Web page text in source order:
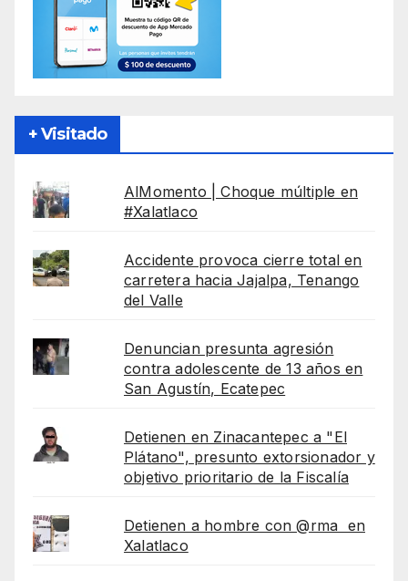
+ Visitado
AlMomento | Choque múltiple en
#Xalatlaco
Accidente provoca cierre total en
carretera hacia Jajalpa, Tenango
del Valle
Denuncian presunta agresión
contra adolescente de 13 años en
San Agustín, Ecatepec
Detienen en Zinacantepec a "El
Plátano", presunto extorsionador y
objetivo prioritario de la Fiscalía
Detienen a hombre con @rma en
Xalatlaco